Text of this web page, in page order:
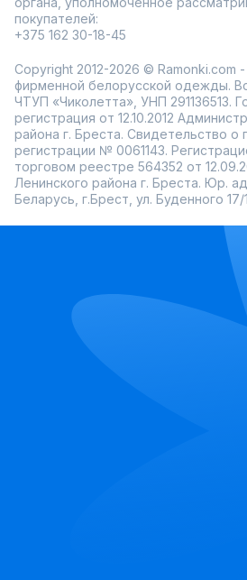
покупателей:
+375 162 30-18-45
Copyright 2012-2026 © Ramonki.com
фирменной белорусской одежды.
ЧТУП «Чиколетта», УНП 291136513.
регистрация от 12.10.2012
района г. Бреста. Свидетельство о
регистрации № 0061143.
торговом реестре 564352 от
Ленинского района г. Бреста. Юр.
Беларусь, г.Брест, ул. Буденного 17/